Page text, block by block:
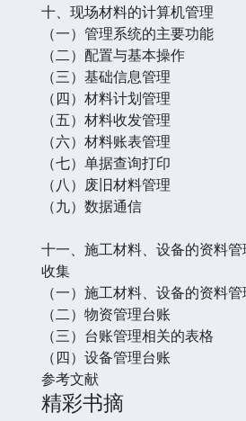
十、现场材料的计算机管理
（一）管理系统的主要功能
（二）配置与基本操作
（三）基础信息管理
（四）材料计划管理
（五）材料收发管理
（六）材料账表管理
（七）单据查询打印
（八）废旧材料管理
（九）数据通信
十一、施工材料、设备的资料管
收集
（一）施工材料、设备的资料管
（二）物资管理台账
（三）台账管理相关的表格
（四）设备管理台账
参考文献
精彩书摘